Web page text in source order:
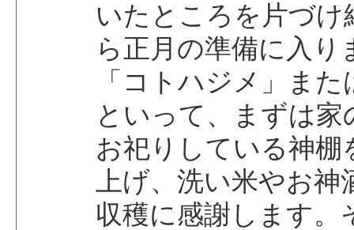
いたところを片づけ
ら正月の準備に入り
「コトハジメ」ま
といって、まずは
お祀りしている神棚
上げ、洗い米やお
収穫に感謝します。